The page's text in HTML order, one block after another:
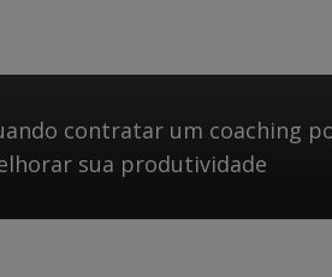
contratar um coaching
sua produtividade